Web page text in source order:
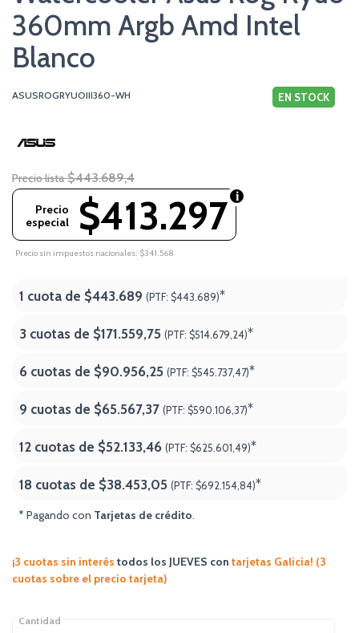
360mm Argb Amd Intel
Blanco
ASUSROGRYUOIII360-WH EN STOCK
Precio lista $443.689,4
$413.297
Precio
especial
Precio sin impuestos nacionales: $341.568
1 cuota de $443.689 (PTF: $443.689)*
3 cuotas de $171.559,75 (PTF: $514.679,24)*
6 cuotas de $90.956,25 (PTF: $545.737,47)*
9 cuotas de $65.567,37 (PTF: $590.106,37)*
12 cuotas de $52.133,46 (PTF: $625.601,49)*
18 cuotas de $38.453,05 (PTF: $692.154,84)*
* Pagando con Tarjetas de crédito.
¡3 cuotas sin interés todos los JUEVES con tarjetas Galicia! (3
cuotas sobre el precio tarjeta)
Cantidad